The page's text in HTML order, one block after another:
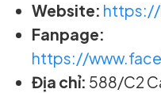
Website: https://
Fanpage:
https://
Địa chỉ: 588/C2